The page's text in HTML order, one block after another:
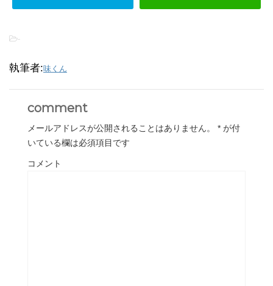
-
執筆者:味くん
comment
メールアドレスが公開されることはありません。 * が付
いている欄は必須項目です
コメント